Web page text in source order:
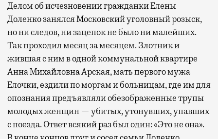
Делом об исчезновении гражданки Елены
Доленко занялся Московский уголовный розыск,
но ни следов, ни зацепок не было ни малейших.
Так проходил месяц за месяцем. Злотник и
жившая с ним в одной коммунальной квартире
Анна Михайловна Арская, мать первого мужа
Елочки, ездили по моргам и больницам, где им для
опознания предъявляли обезображенные трупы
молодых женщин — убитых, утонувших, упавших
с поезда. Ответ всякий раз был один: «Это не она».